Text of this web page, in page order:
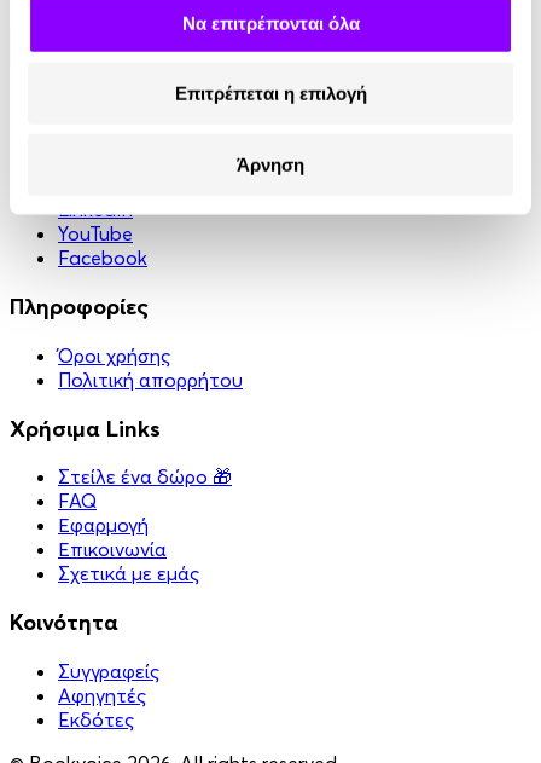
Να επιτρέπονται όλα
Επιτρέπεται η επιλογή
Άρνηση
LinkedIn
YouTube
Facebook
Πληροφορίες
Όροι χρήσης
Πολιτική απορρήτου
Χρήσιμα Links
Στείλε ένα δώρο 🎁
FAQ
Εφαρμογή
Επικοινωνία
Σχετικά με εμάς
Κοινότητα
Συγγραφείς
Αφηγητές
Eκδότες